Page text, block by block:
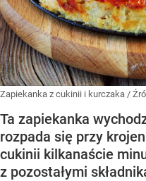
Zapiekanka z cukinii i kurczaka /
Ta zapiekanka
rozpada się przy
cukinii kilkanaście
z pozostałymi